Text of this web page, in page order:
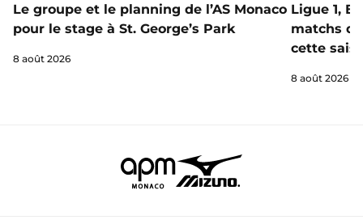
Le groupe et le planning de l’AS Monaco
pour le stage à St. George’s Park
8 août 2026
Ligue 1,
matchs
cette
8 août 2026